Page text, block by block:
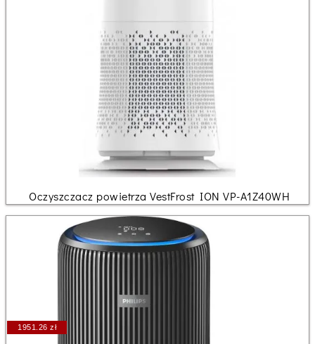
Oczyszczacz powietrza VestFrost ION VP-A1Z40WH
1951.26 zł